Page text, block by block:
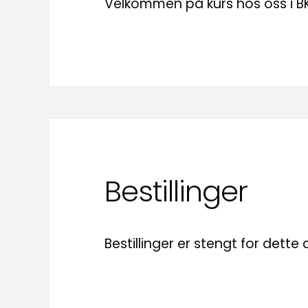
Velkommen på kurs hos oss i
Bestillinger
Bestillinger er stengt for dette